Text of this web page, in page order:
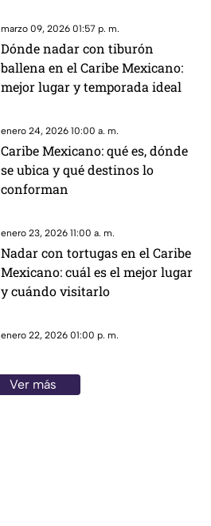
marzo 09, 2026 01:57 p. m.
Dónde nadar con tiburón
ballena en el Caribe Mexicano:
mejor lugar y temporada ideal
enero 24, 2026 10:00 a. m.
Caribe Mexicano: qué es, dónde
se ubica y qué destinos lo
conforman
enero 23, 2026 11:00 a. m.
Nadar con tortugas en el Caribe
Mexicano: cuál es el mejor lugar
y cuándo visitarlo
enero 22, 2026 01:00 p. m.
Ver más